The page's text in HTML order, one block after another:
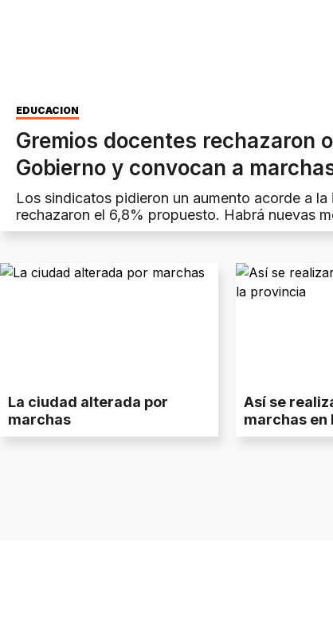
EDUCACIÓN
Gremios docentes rechazaron
Gobierno y convocan a
Los sindicatos pidieron un aumento acorde a
rechazaron el 6,8% propuesto. Habrá nuevas
La ciudad alterada por
marchas
Así se
marchas en